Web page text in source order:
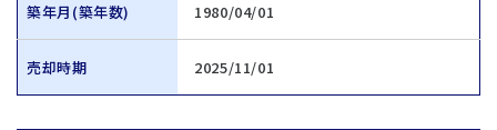
築年月(築年数) 1980/04/01
売却時期 2025/11/01